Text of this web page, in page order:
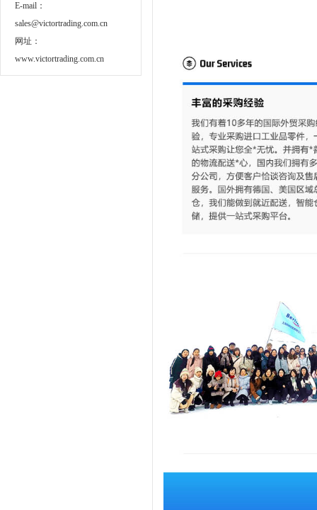
E-mail：
sales@victortrading.com.cn
网址：
www.victortrading.com.cn